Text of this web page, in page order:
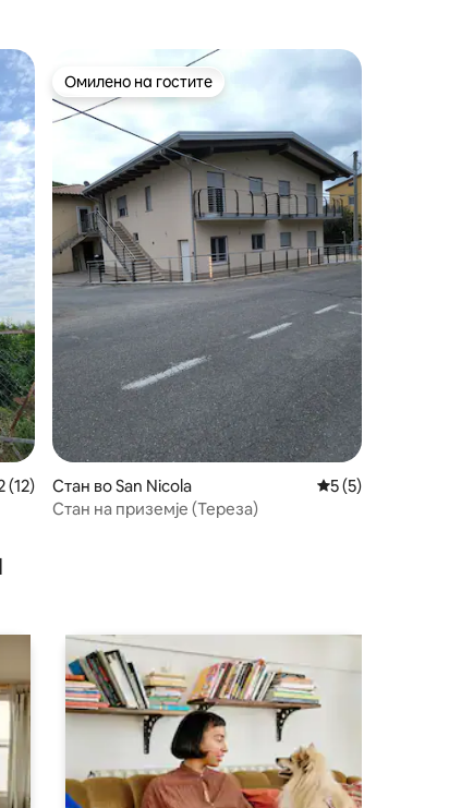
оцена: 4,92 од 5, 12 рецензии
(12)
Омилено на гостите
Омилено на гостите
Стан во San Nicola Просечна
5 (5)
Стан на приземје (Тереза)